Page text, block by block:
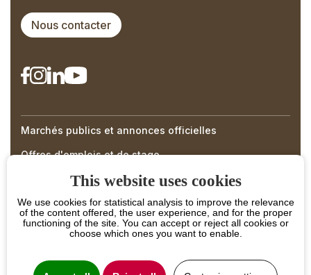
Nous contacter
Right
Footer
Marchés publics et annonces officielles
Offres d'emplois et de stage
This website uses cookies
We use cookies for statistical analysis to improve the relevance
of the content offered, the user experience, and for the proper
functioning of the site. You can accept or reject all cookies or
choose which ones you want to enable.